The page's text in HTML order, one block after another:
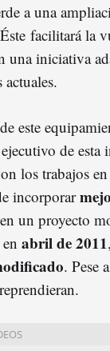
a una
facilitará la
una iniciativa
actuales.
este
de esta
los trabajos
incorporar
un proyecto
abril de 2011
. Pese